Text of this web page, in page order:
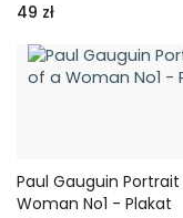
49 zł
Paul Gauguin
Woman No1 - Plakat